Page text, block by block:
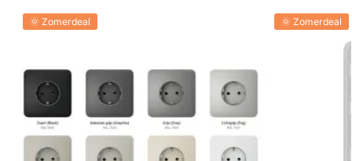
🌞 Zomerdeal 🌞 Zomerdeal